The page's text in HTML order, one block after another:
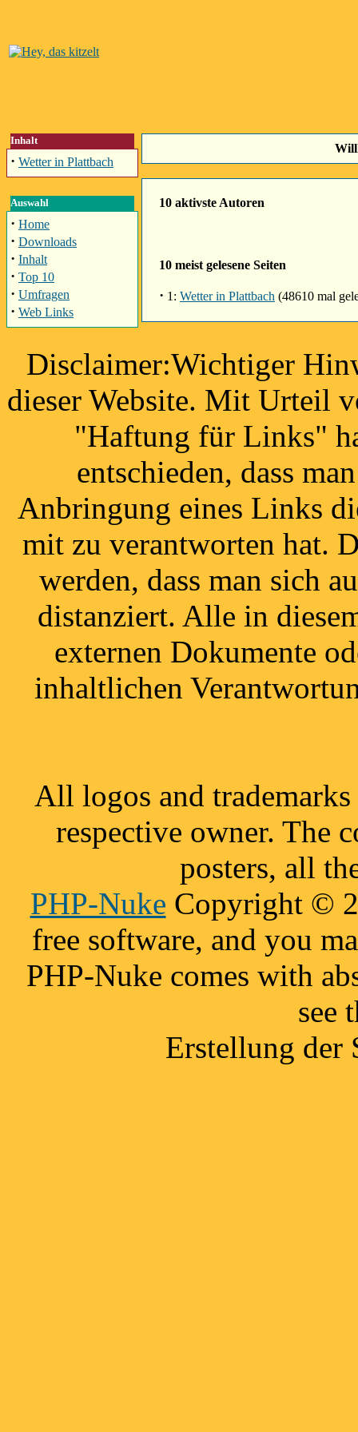
Inhalt
· Wetter in Plattbach
Auswahl
· Home
· Downloads
· Inhalt
· Top 10
· Umfragen
· Web Links
10 aktivste Autoren
10 meist gelesene Seiten
· 1: Wetter in Plattbach (48610 mal
Disclaimer:Wichtiger
dieser Website. Mit Urteil
"Haftung für Links"
entschieden, dass
Anbringung eines Links
mit zu verantworten hat.
werden, dass man sich
distanziert. Alle in
externen Dokumente
inhaltlichen
All logos and
respective owner. The
posters, all
PHP-Nuke Copyright ©
free software, and you
PHP-Nuke comes with
see
Erstellung der